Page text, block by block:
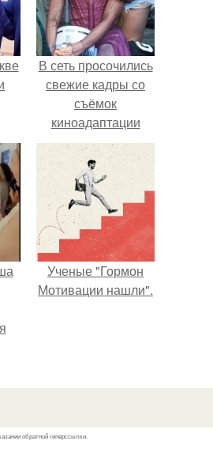
В сеть просочились
свежие кадры со
съёмок
киноадаптации
"Рапунцель", и всё
внимание
моментально
оказалось
приковано к Тиган
крофт.
Ученые "Гормон
Мотивации нашли".
обратной гиперссылки.